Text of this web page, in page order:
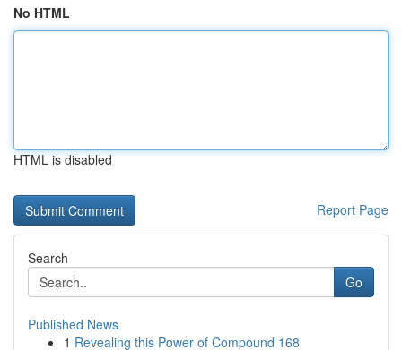
No HTML
HTML is disabled
Report Page
Search
Go
Published News
1 Revealing this Power of Compound 168